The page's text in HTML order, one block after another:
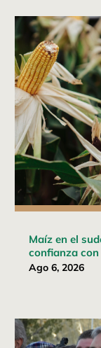
Maíz en el
confianza
Ago 6, 2026